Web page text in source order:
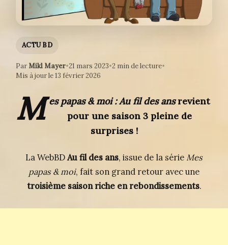
ACTU BD
Par Mikl Mayer•21 mars 2023•2 min de lecture•
Mis à jour le 13 février 2026
M es papas & moi : Au fil des ansrevient
pour une saison 3 pleine de
surprises !
La WebBD Au fil des ans, issue de la série Mes
papas & moi, fait son grand retour avec une
troisième saison riche en rebondissements.